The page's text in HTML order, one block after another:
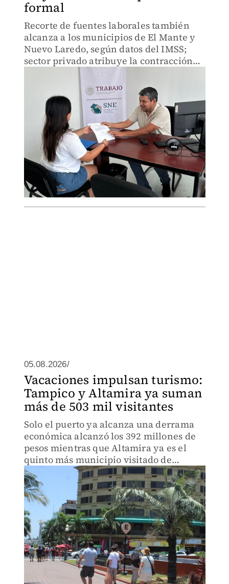
formal
Recorte de fuentes laborales también
alcanza a los municipios de El Mante y
Nuevo Laredo, según datos del IMSS;
sector privado atribuye la contracción
económica a la falta de inversión
05.08.2026/
Vacaciones impulsan turismo:
Tampico y Altamira ya suman
más de 503 mil visitantes
Solo el puerto ya alcanza una derrama
económica alcanzó los 392 millones de
pesos mientras que Altamira ya es el
quinto más municipio visitado de
Tamaulipas.